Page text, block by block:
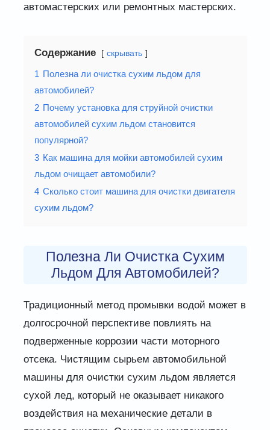
автомастерских или ремонтных мастерских.
Содержание скрывать
1 Полезна ли очистка сухим льдом для
автомобилей?
2 Почему установка для струйной очистки
автомобилей сухим льдом становится
популярной?
3 Как машина для мойки автомобилей сухим
льдом очищает автомобили?
4 Сколько стоит машина для очистки двигателя
сухим льдом?
Полезна Ли Очистка Сухим
Льдом Для Автомобилей?
Традиционный метод промывки водой может в
долгосрочной перспективе повлиять на
подверженные коррозии части моторного
отсека. Чистящим сырьем автомобильной
машины для очистки сухим льдом является
сухой лед, который не оказывает никакого
воздействия на механические детали в